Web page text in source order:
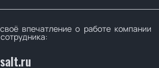
впечатление о работе компании